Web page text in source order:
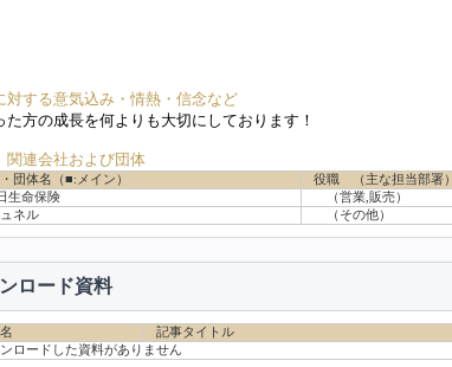
対する意気込み・情熱・信念など
た方の成長を何よりも大切にしております！
関連会社および団体
団体名（■:メイン） 役職 （主な担当部署）
生命保険
（営業,販売）
ネル
（その他）
ロード資料
記事タイトル
ロードした資料がありません